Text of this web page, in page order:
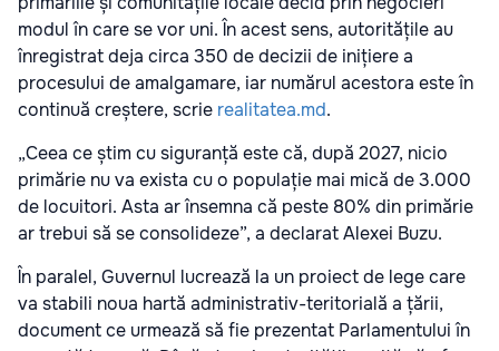
modul în care se vor uni. În acest sens, autoritățile au
înregistrat deja circa 350 de decizii de inițiere a
procesului de amalgamare, iar numărul acestora este în
continuă creștere, scrie realitatea.md.
„Ceea ce știm cu siguranță este că, după 2027, nicio
primărie nu va exista cu o populație mai mică de 3.000
de locuitori. Asta ar însemna că peste 80% din primărie
ar trebui să se consolideze”, a declarat Alexei Buzu.
În paralel, Guvernul lucrează la un proiect de lege care
va stabili noua hartă administrativ-teritorială a țării,
document ce urmează să fie prezentat Parlamentului în